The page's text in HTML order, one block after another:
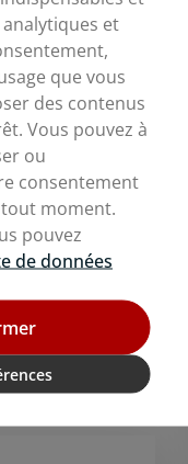
et
que vous
des contenus
Vous pouvez à
ou
consentement
moment.
pouvez
de données